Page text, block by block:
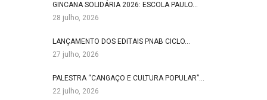
GINCANA SOLIDÁRIA 2026: ESCOLA PAULO…
28 julho, 2026
LANÇAMENTO DOS EDITAIS PNAB CICLO…
27 julho, 2026
PALESTRA “CANGAÇO E CULTURA POPULAR”…
22 julho, 2026